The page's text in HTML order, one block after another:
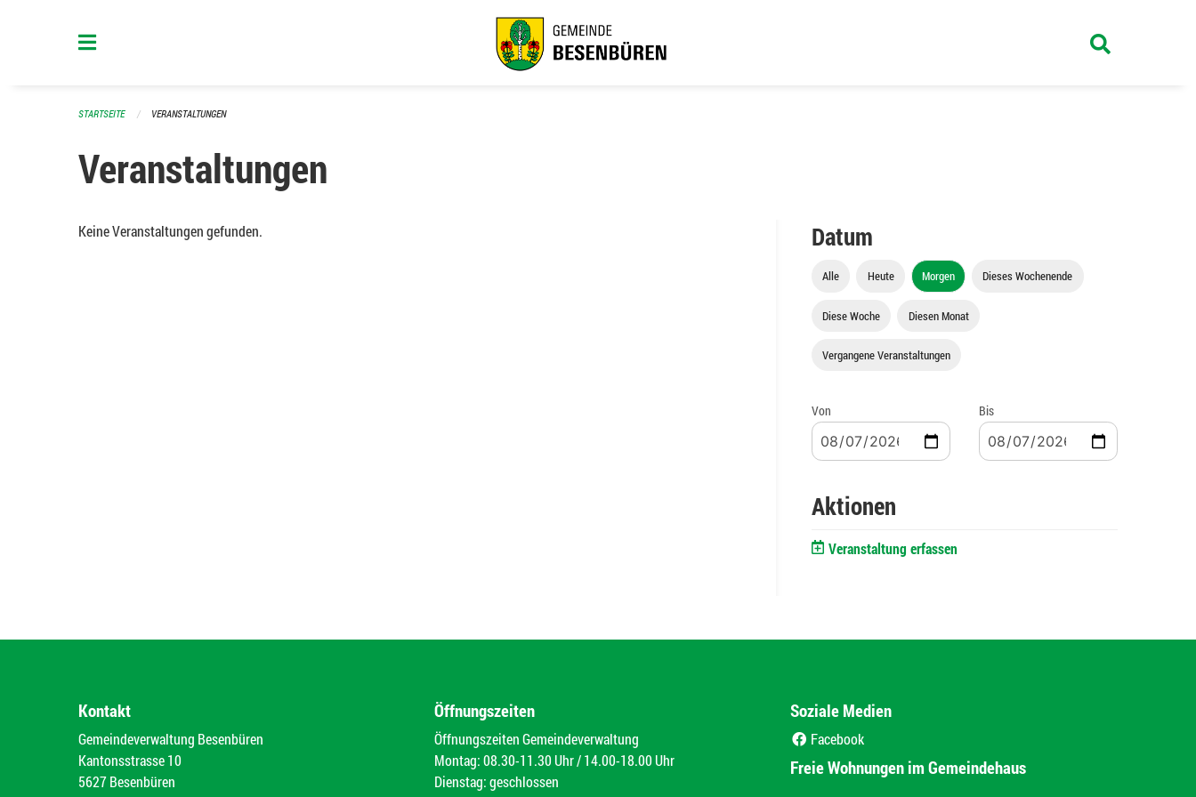
STARTSEITE VERANSTALTUNGEN
Veranstaltungen
Keine Veranstaltungen gefunden. Datum
Alle Heute Morgen Dieses Wochenende
Diese Woche Diesen Monat
Vergangene Veranstaltungen
Von Bis
Aktionen
Veranstaltung erfassen
Kontakt
Gemeindeverwaltung Besenbüren
Kantonsstrasse 10
5627 Besenbüren
Öffnungszeiten
Öffnungszeiten Gemeindeverwaltung
Montag: 08.30-11.30 Uhr / 14.00-18.00 Uhr
Dienstag: geschlossen
Soziale Medien
Facebook
Freie Wohnungen im Gemeindehaus